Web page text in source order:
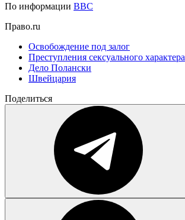
По информации BBC
Право.ru
Освобождение под залог
Преступления сексуального характера
Дело Полански
Швейцария
Поделиться